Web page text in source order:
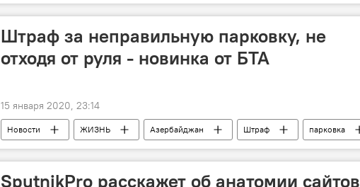
Штраф за неправильную парковку, не
отходя от руля - новинка от БТА
15 января 2020, 23:14
Новости ЖИЗНЬ Азербайджан Штраф
парковка
Автомобили
Бакинское транспортное агентство (БТА)
SputnikPro расскажет об анатомии сайтов